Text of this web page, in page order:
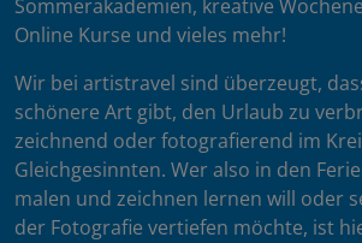
Sommerakademien, kreative
Online Kurse und vieles mehr!
Wir bei artistravel sind überzeugt,
schönere Art gibt, den Urlaub zu
zeichnend oder fotografierend im
Gleichgesinnten. Wer also in den
malen und zeichnen lernen will oder
der Fotografie vertiefen möchte, ist